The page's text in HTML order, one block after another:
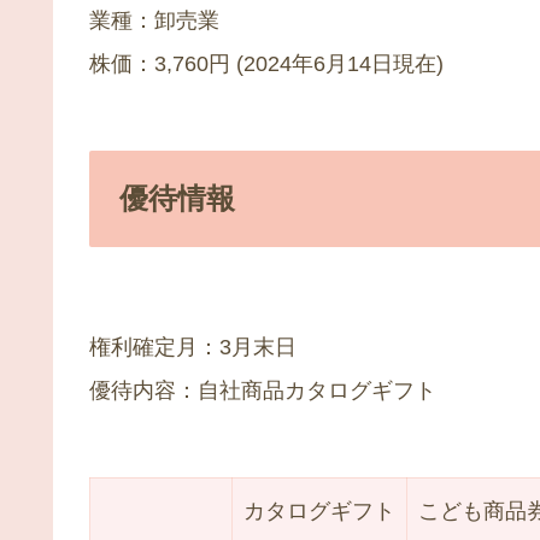
業種：卸売業
株価：3,760円 (2024年6月14日現在)
優待情報
権利確定月：3月末日
優待内容：自社商品カタログギフト
カタログギフト こども商品